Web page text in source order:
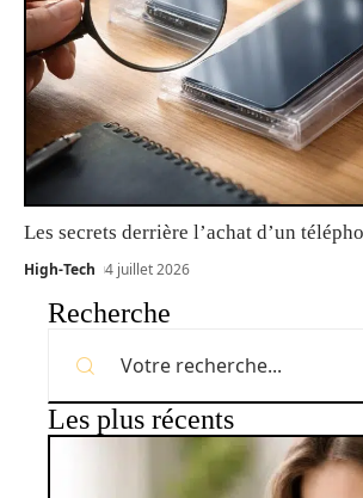
Les secrets derrière l’achat d’un
High-Tech 4 juillet 2026
Recherche
Les plus récents